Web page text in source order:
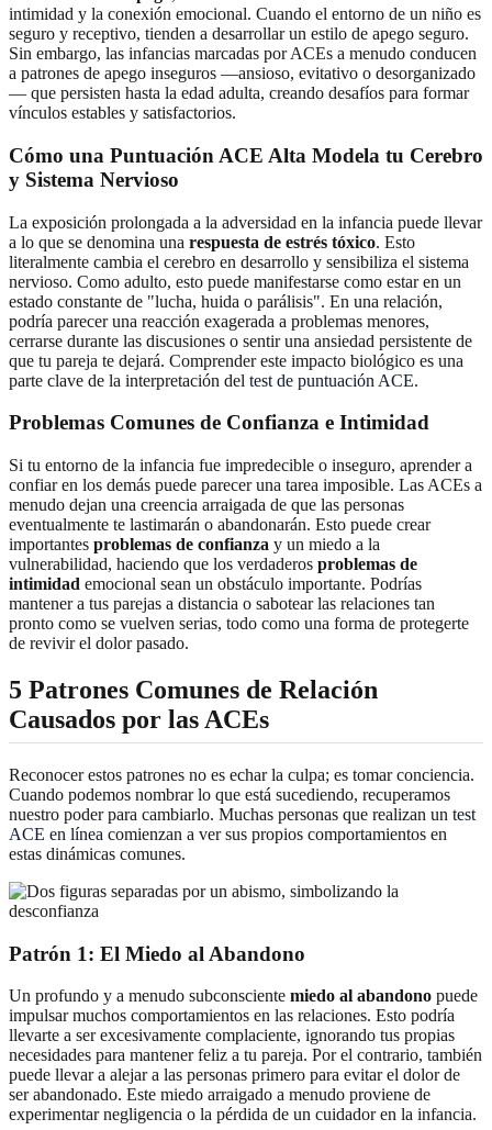
intimidad y la conexión emocional. Cuando el entorno de un niño es
seguro y receptivo, tienden a desarrollar un estilo de apego seguro.
Sin embargo, las infancias marcadas por ACEs a menudo conducen
a patrones de apego inseguros —ansioso, evitativo o desorganizado
— que persisten hasta la edad adulta, creando desafíos para formar
vínculos estables y satisfactorios.
Cómo una Puntuación ACE Alta Modela tu Cerebro
y Sistema Nervioso
La exposición prolongada a la adversidad en la infancia puede llevar
a lo que se denomina una respuesta de estrés tóxico. Esto
literalmente cambia el cerebro en desarrollo y sensibiliza el sistema
nervioso. Como adulto, esto puede manifestarse como estar en un
estado constante de "lucha, huida o parálisis". En una relación,
podría parecer una reacción exagerada a problemas menores,
cerrarse durante las discusiones o sentir una ansiedad persistente de
que tu pareja te dejará. Comprender este impacto biológico es una
parte clave de la interpretación del test de puntuación ACE.
Problemas Comunes de Confianza e Intimidad
Si tu entorno de la infancia fue impredecible o inseguro, aprender a
confiar en los demás puede parecer una tarea imposible. Las ACEs a
menudo dejan una creencia arraigada de que las personas
eventualmente te lastimarán o abandonarán. Esto puede crear
importantes problemas de confianza y un miedo a la
vulnerabilidad, haciendo que los verdaderos problemas de
intimidad emocional sean un obstáculo importante. Podrías
mantener a tus parejas a distancia o sabotear las relaciones tan
pronto como se vuelven serias, todo como una forma de protegerte
de revivir el dolor pasado.
5 Patrones Comunes de Relación
Causados por las ACEs
Reconocer estos patrones no es echar la culpa; es tomar conciencia.
Cuando podemos nombrar lo que está sucediendo, recuperamos
nuestro poder para cambiarlo. Muchas personas que realizan un test
ACE en línea comienzan a ver sus propios comportamientos en
estas dinámicas comunes.
Patrón 1: El Miedo al Abandono
Un profundo y a menudo subconsciente miedo al abandono puede
impulsar muchos comportamientos en las relaciones. Esto podría
llevarte a ser excesivamente complaciente, ignorando tus propias
necesidades para mantener feliz a tu pareja. Por el contrario, también
puede llevar a alejar a las personas primero para evitar el dolor de
ser abandonado. Este miedo arraigado a menudo proviene de
experimentar negligencia o la pérdida de un cuidador en la infancia.